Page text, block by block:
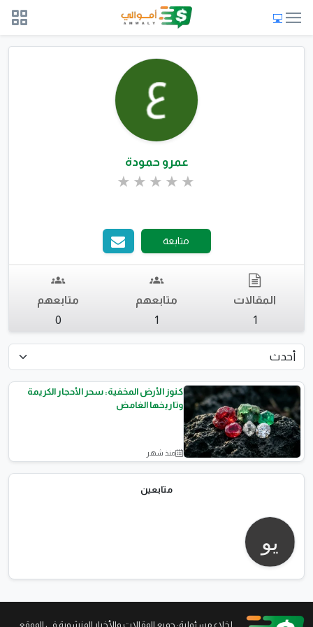
عمرو حمودة
متابعة
المقالات
1
متابعهم
1
متابعهم
0
متابعين
الأحجار الكريمة
كنوز الأرض المخفية: سحر الأحجار الكريمة
وتاريخها الغامض
منذ شهر
...إخلاء مسئولية: جميع المقالات والأخبار المنشورة في الموقع